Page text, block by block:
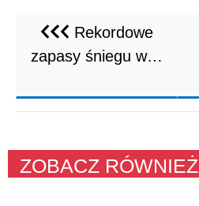
Rekordowe
zapasy śniegu w…
ZOBACZ RÓWNIEŻ